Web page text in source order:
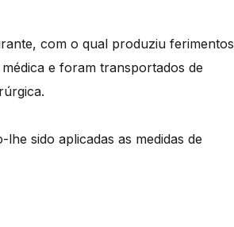
com o qual produziu ferimentos
e foram transportados de
sido aplicadas as medidas de